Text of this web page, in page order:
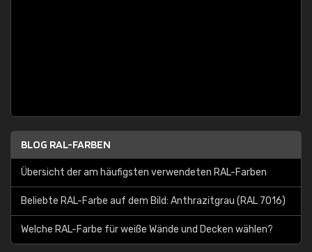
BLOG RAL-FARBEN
Übersicht der am häufigsten verwendeten RAL-Farben
Beliebte RAL-Farbe auf dem Bild: Anthrazitgrau (RAL 7016)
Welche RAL-Farbe für weiße Wände und Decken wählen?